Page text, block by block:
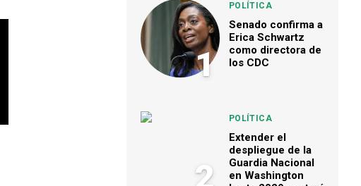
1
POLÍTICA
Senado confirma a
Erica Schwartz
como directora de
los CDC
2
POLÍTICA
Extender el
despliegue de la
Guardia Nacional
en Washington